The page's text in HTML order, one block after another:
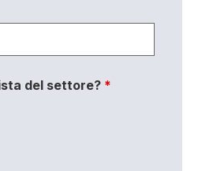
del settore? *